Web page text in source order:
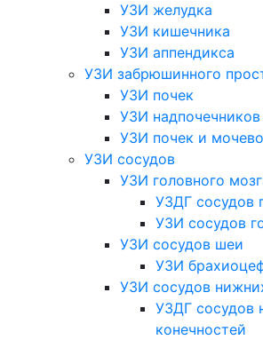
УЗИ желудка
УЗИ кишечника
УЗИ аппендикса
УЗИ забрюшинного
УЗИ почек
УЗИ надпочечников
УЗИ почек и
УЗИ сосудов
УЗИ головного
УЗДГ сосудов
УЗИ сосудов
УЗИ сосудов шеи
УЗИ
УЗИ сосудов
УЗДГ сосудов
конечностей